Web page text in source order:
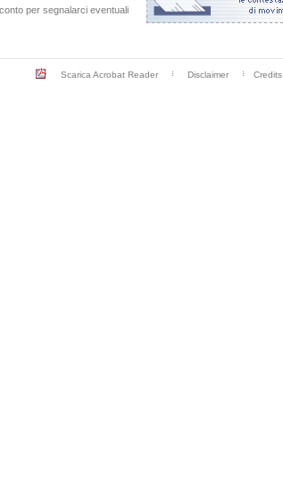
per segnalarci eventuali
Scarica Acrobat Reader Disclaimer Credits